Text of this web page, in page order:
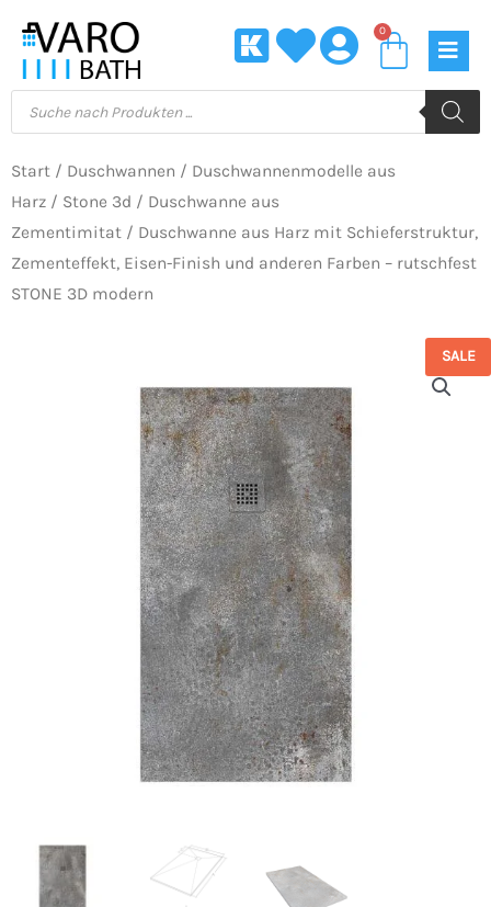
Inhalt
springen
0
Products
search
Start / Duschwannen / Duschwannenmodelle aus
Harz / Stone 3d / Duschwanne aus
Zementimitat / Duschwanne aus Harz mit Schieferstruktur,
Zementeffekt, Eisen-Finish und anderen Farben – rutschfest
STONE 3D modern
SALE